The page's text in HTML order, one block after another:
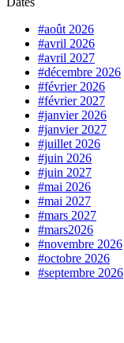
#août 2026
#avril 2026
#avril 2027
#décembre 2026
#février 2026
#février 2027
#janvier 2026
#janvier 2027
#juillet 2026
#juin 2026
#juin 2027
#mai 2026
#mai 2027
#mars 2027
#mars2026
#novembre 2026
#octobre 2026
#septembre 2026